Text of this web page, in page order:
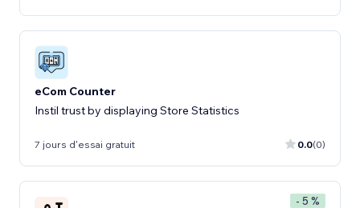
eCom Counter
Instil trust by displaying Store Statistics
7 jours d'essai gratuit 0.0(0)
- 5 %